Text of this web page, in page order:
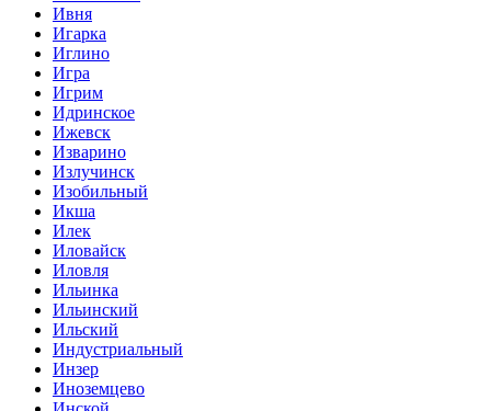
Ивня
Игарка
Иглино
Игра
Игрим
Идринское
Ижевск
Изварино
Излучинск
Изобильный
Икша
Илек
Иловайск
Иловля
Ильинка
Ильинский
Ильский
Индустриальный
Инзер
Иноземцево